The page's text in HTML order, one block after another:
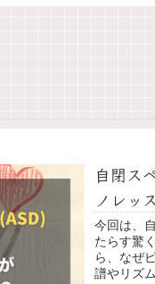
自閉ス
ノレッ
今回は、
たらす驚
ら、なぜ
譜やリズ